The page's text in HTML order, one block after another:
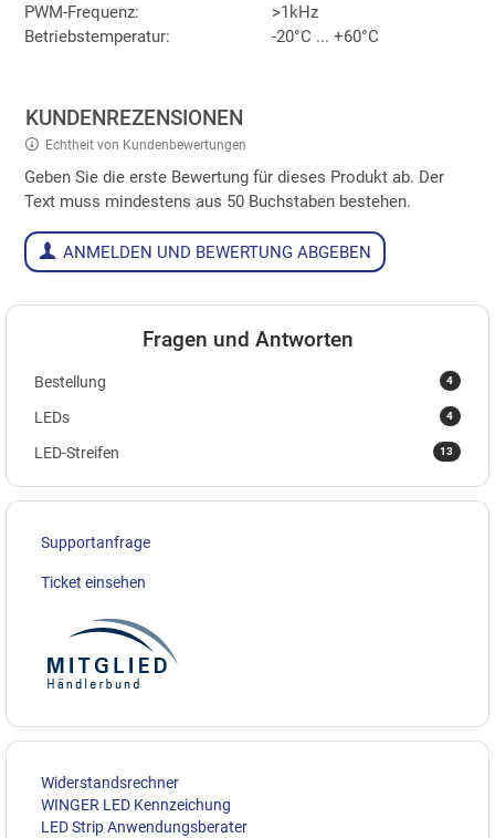
PWM-Frequenz:
>1kHz
Betriebstemperatur:
-20°C ... +60°C
KUNDENREZENSIONEN
Echtheit von Kundenbewertungen
Geben Sie die erste Bewertung für dieses Produkt ab. Der
Text muss mindestens aus 50 Buchstaben bestehen.
ANMELDEN UND BEWERTUNG ABGEBEN
Fragen und Antworten
4
Bestellung
4
LEDs
13
LED-Streifen
Supportanfrage
Ticket einsehen
Widerstandsrechner
WINGER LED Kennzeichung
LED Strip Anwendungsberater